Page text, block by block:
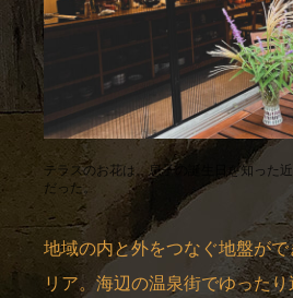
テラスのお花は、息子の誕生日を知った
だった。
地域の内と外をつなぐ地盤が
リア。海辺の温泉街でゆった